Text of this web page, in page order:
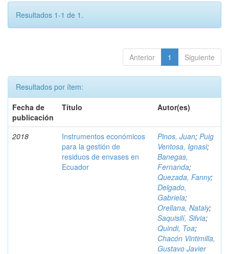
Resultados 1-1 de 1.
Anterior 1 Siguiente
Resultados por ítem:
Fecha de
publicación
Título Autor(es)
2018
Instrumentos económicos
para la gestión de
residuos de envases en
Ecuador
Pinos, Juan; Puig
Ventosa, Ignasi;
Banegas,
Fernanda;
Quezada, Fanny;
Delgado,
Gabriela;
Orellana, Nataly;
Saquisilí, Silvia;
Quindi, Toa;
Chacón Vintimilla,
Gustavo Javier